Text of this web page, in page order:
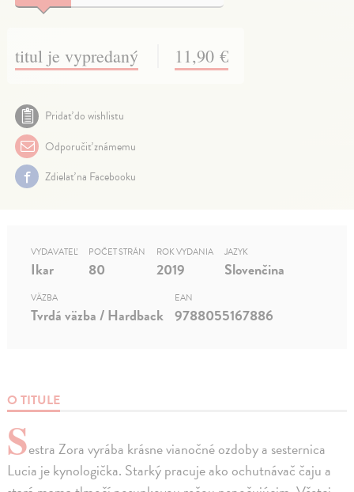
titul je vypredaný 11,90 €
Pridať do wishlistu
Odporučiť známemu
Zdielať na Facebooku
O TITULE
Sestra Zora vyrába krásne vianočné ozdoby a sesternica
Lucia je kynologička. Starký pracuje ako ochutnávač čaju a
VYDAVATEĽ
Ikar
POČET STRÁN
80
ROK VYDANIA
2019
JAZYK
Slovenčina
VÄZBA
Tvrdá väzba / Hardback
EAN
9788055167886